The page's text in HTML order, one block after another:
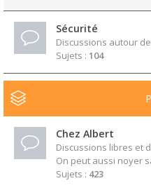
Sécurité
Discussions autour
Sujets : 104
Chez Albert
Discussions libres et
On peut aussi noyer
Sujets : 423